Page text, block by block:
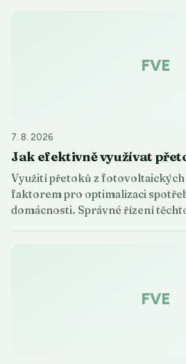
FVE
7. 8. 2026
Jak efektivně využívat
Využití přetoků z
faktorem pro optimalizaci
domácnosti. Správné řízení
FVE